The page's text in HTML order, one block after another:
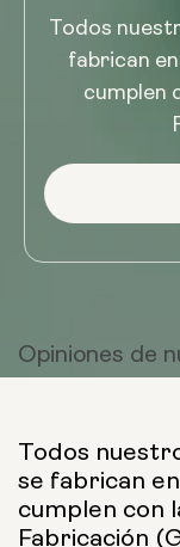
Todos
fabrican
cumplen
Opiniones de
Todos
se fabrican
cumplen con
Fabricación